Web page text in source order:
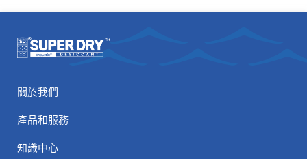
關於我們
產品和服務
知識中心